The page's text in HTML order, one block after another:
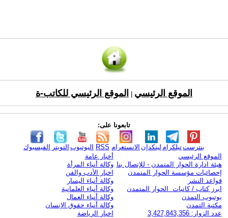
الموقع الرئيسي الموقع الرئيسي للكاتب-ة
تابعونا على:
الفيسبوك التويتر اليوتيوب RSS الانستغرام لينكدإن تيلكرامبنترست
الموقع الرئيسي
هيئة ادارة الحوار المتمدن - للإتصال بنا
إحصائيات مؤسسة الحوار المتمدن
قواعد النشر
ابرز كتاب / كاتبات الحوار المتمدن
يوتيوب التمدن
مكتبة التمدن
عدد الزوار: 3,427,843,356
أخبار عامة
وكالة أنباء المرأة
اخبار الأدب والفن
وكالة أنباء اليسار
وكالة أنباء العلمانية
وكالة أنباء العمال
وكالة أنباء حقوق الإنسان
اخبار الرياضة